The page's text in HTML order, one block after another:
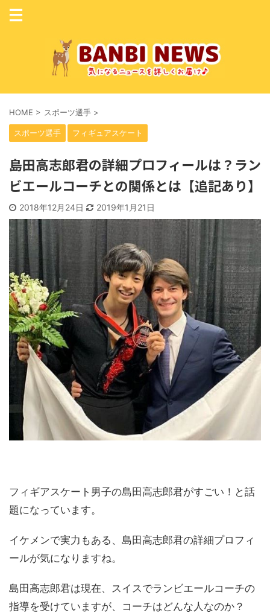
HOME > スポーツ選手 >
スポーツ選手 フィギュアスケート
島田高志郎君の詳細プロフィールは？ラン
ビエールコーチとの関係とは【追記あり】
2018年12月24日 2019年1月21日
フィギアスケート男子の島田高志郎君がすごい！と話
題になっています。
イケメンで実力もある、島田高志郎君の詳細プロフィ
ールが気になりますね。
島田高志郎君は現在、スイスでランビエールコーチの
指導を受けていますが、コーチはどんな人なのか？